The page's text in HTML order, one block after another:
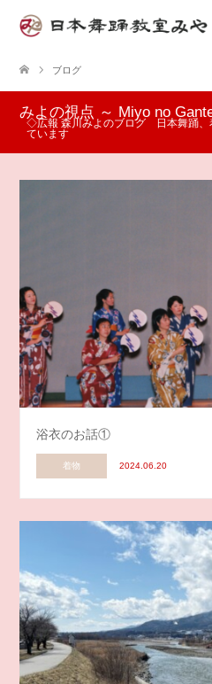
ブログ
みよの視点 ～ Miyo no
◇広報 森川みよのブログ 日本舞踊、
ています
浴衣のお話①
着物 2024.06.20